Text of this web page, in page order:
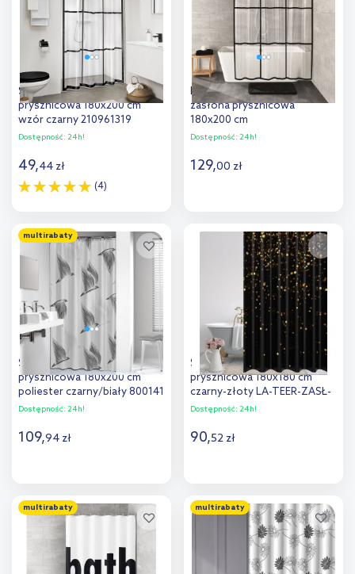
Sealskin Brix zasłona
prysznicowa 180x200 cm
wzór czarny 210961319
Dostępność: 24h!
49,44 zł
(4)
Dodaj do
porównania
Kleine Wolke Brooklyn
zasłona prysznicowa
180x200 cm
przezroczysty/czarny
Dostępność: 24h!
129,00 zł
Dodaj do
porównania
multirabaty
Sealskin Birds zasłona
prysznicowa 180x200 cm
poliester czarny/biały 800141
Dostępność: 24h!
109,94 zł
Dodaj do
porównania
Splendid Teer zasłona
prysznicowa 180x180 cm
czarny-złoty LA-TEER-ZASŁ-
CZA
Dostępność: 24h!
90,52 zł
Dodaj do
porównania
multirabaty multirabaty